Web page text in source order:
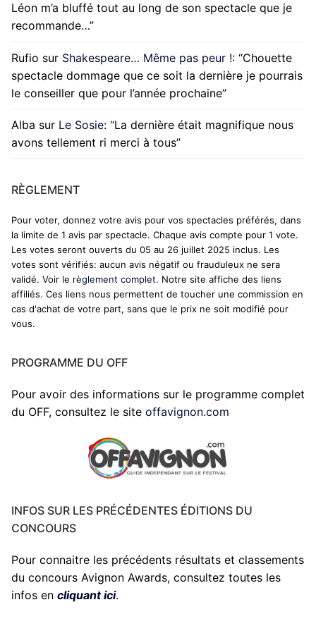
Léon m’a bluffé tout au long de son spectacle que je
recommande…”
Rufio sur Shakespeare… Même pas peur !: “Chouette
spectacle dommage que ce soit la dernière je pourrais
le conseiller que pour l’année prochaine”
Alba sur Le Sosie: “La dernière était magnifique nous
avons tellement ri merci à tous”
RÈGLEMENT
Pour voter, donnez votre avis pour vos spectacles préférés, dans
la limite de 1 avis par spectacle. Chaque avis compte pour 1 vote.
Les votes seront ouverts du 05 au 26 juillet 2025 inclus. Les
votes sont vérifiés: aucun avis négatif ou frauduleux ne sera
validé. Voir le règlement complet. Notre site affiche des liens
affiliés. Ces liens nous permettent de toucher une commission en
cas d'achat de votre part, sans que le prix ne soit modifié pour
vous.
PROGRAMME DU OFF
Pour avoir des informations sur le programme complet
du OFF, consultez le site offavignon.com
INFOS SUR LES PRÉCÉDENTES ÉDITIONS DU
CONCOURS
Pour connaitre les précédents résultats et classements
du concours Avignon Awards, consultez toutes les
infos en cliquant ici.